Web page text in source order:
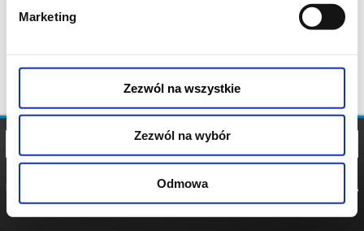
Marketing
Zezwól na wszystkie
Zezwól na wybór
Odmowa
POLITYKA
POLITYKA